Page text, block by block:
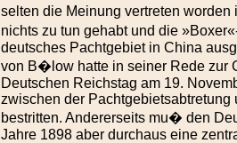
selten die Meinung vertreten
nichts zu tun gehabt und die
deutsches Pachtgebiet in China
von B�low hatte in seiner Rede zur
Deutschen Reichstag am 19.
zwischen der Pachtgebietsabtretung
bestritten. Andererseits mu� den
Jahre 1898 aber durchaus eine